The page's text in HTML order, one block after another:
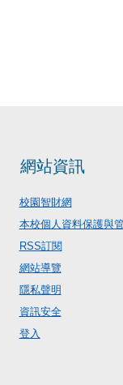
網站資訊
校園智財網
本校個人資料保護與
RSS訂閱
網站導覽
隱私聲明
資訊安全
登入